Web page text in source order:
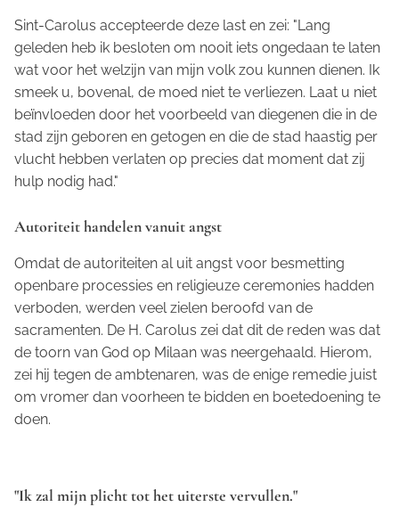
Sint-Carolus accepteerde deze last en zei: "Lang
geleden heb ik besloten om nooit iets ongedaan te laten
wat voor het welzijn van mijn volk zou kunnen dienen. Ik
smeek u, bovenal, de moed niet te verliezen. Laat u niet
beïnvloeden door het voorbeeld van diegenen die in de
stad zijn geboren en getogen en die de stad haastig per
vlucht hebben verlaten op precies dat moment dat zij
hulp nodig had."
Autoriteit handelen vanuit angst
Omdat de autoriteiten al uit angst voor besmetting
openbare processies en religieuze ceremonies hadden
verboden, werden veel zielen beroofd van de
sacramenten. De H. Carolus zei dat dit de reden was dat
de toorn van God op Milaan was neergehaald. Hierom,
zei hij tegen de ambtenaren, was de enige remedie juist
om vromer dan voorheen te bidden en boetedoening te
doen.
"Ik zal mijn plicht tot het uiterste vervullen."